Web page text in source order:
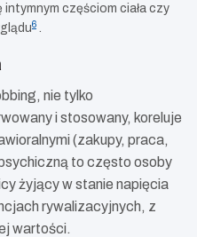
częściom ciała czy
6
nie tylko
i stosowany, koreluje
(zakupy, praca,
to często osoby
żyjący w stanie napięcia
rywalizacyjnych, z
wartości.